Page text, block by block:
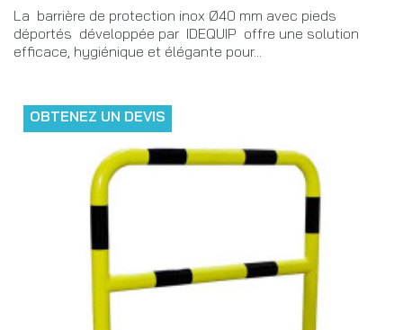
La barrière de protection inox Ø40 mm avec pieds
déportés développée par IDEQUIP offre une solution
efficace, hygiénique et élégante pour...
OBTENEZ UN DEVIS